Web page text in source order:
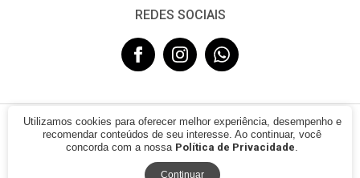
REDES SOCIAIS
© 2021 - FUJISOM. CNPJ: 08.683.782/0001-12. Todos os direitos
reservados.
Utilizamos cookies para oferecer melhor experiência, desempenho e
recomendar conteúdos de seu interesse. Ao continuar, você
concorda com a nossa Política de Privacidade.
Continuar